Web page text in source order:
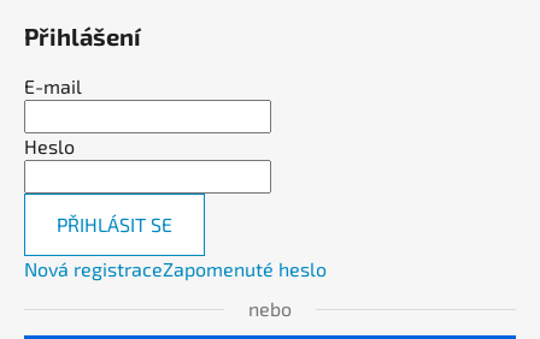
Přihlášení
E-mail
Heslo
PŘIHLÁSIT SE
Nová registraceZapomenuté heslo
nebo